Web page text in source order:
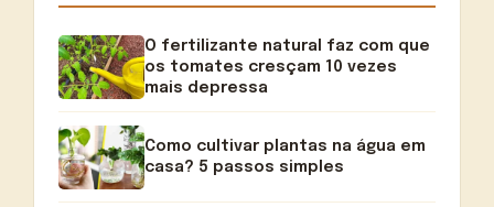
O fertilizante natural faz com que
os tomates cresçam 10 vezes
mais depressa
Como cultivar plantas na água em
casa? 5 passos simples